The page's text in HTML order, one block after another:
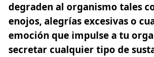
degraden al organismo tales
enojos, alegrías excesivas o
emoción que impulse a tu
secretar cualquier tipo de